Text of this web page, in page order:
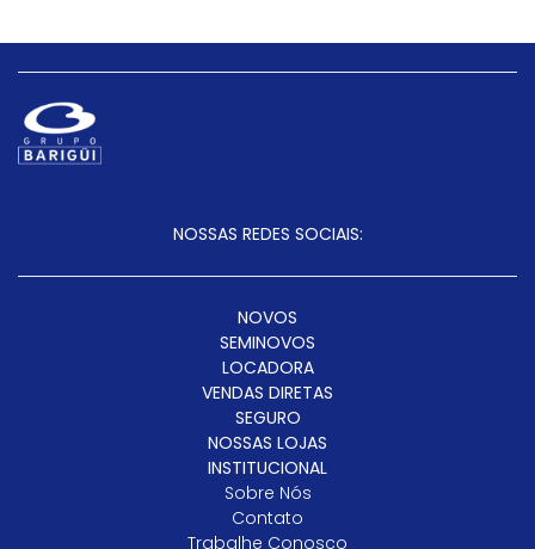
NOSSAS REDES SOCIAIS:
NOVOS
SEMINOVOS
LOCADORA
VENDAS DIRETAS
SEGURO
NOSSAS LOJAS
INSTITUCIONAL
Sobre Nós
Contato
Trabalhe Conosco